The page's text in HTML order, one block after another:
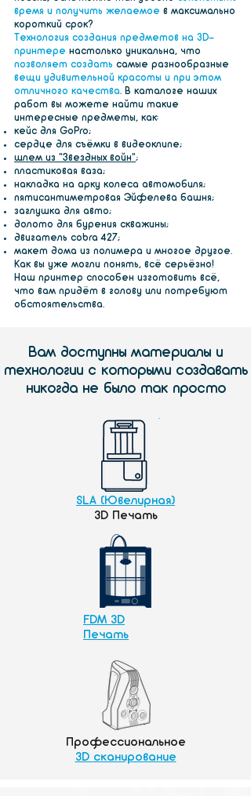
время и получить желаемое в максимально
короткий срок?
Технология создания предметов на 3D-
принтере настолько уникальна, что
позволяет создать самые разнообразные
вещи удивительной красоты и при этом
отличного качества. В каталоге наших
работ вы можете найти такие
интересные предметы, как:
кейс для GoPro;
сердце для съёмки в видеоклипе;
шлем из «Звездных войн»;
пластиковая ваза;
накладка на арку колеса автомобиля;
пятисантиметровая Эйфелева башня;
заглушка для авто;
долото для бурения скважины;
двигатель cobra 427;
макет дома из полимера и многое другое.
Как вы уже могли понять, всё серьёзно!
Наш принтер способен изготовить всё,
что вам придёт в голову или потребуют
обстоятельства.
Вам доступны материалы и
технологии с которыми создавать
никогда не было так просто
SLA (Ювелирная)
3D Печать
FDM 3D
Печать
Профессиональное
3D сканирование